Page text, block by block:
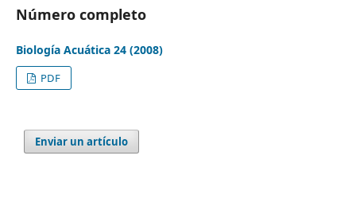
Número completo
Biología Acuática 24 (2008)
PDF
Enviar un artículo